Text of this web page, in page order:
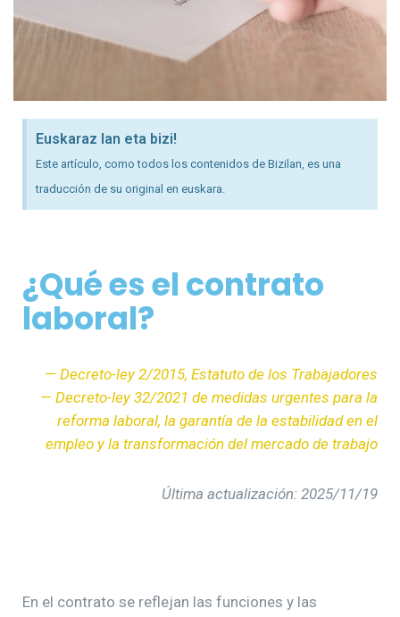
Euskaraz lan eta bizi!
Este artículo, como todos los contenidos de Bizilan, es una
traducción de su original en euskara.
¿Qué es el contrato
laboral?
— Decreto-ley 2/2015, Estatuto de los Trabajadores
— Decreto-ley 32/2021 de medidas urgentes para la
reforma laboral, la garantía de la estabilidad en el
empleo y la transformación del mercado de trabajo
Última actualización: 2025/11/19
En el contrato se reflejan las funciones y las